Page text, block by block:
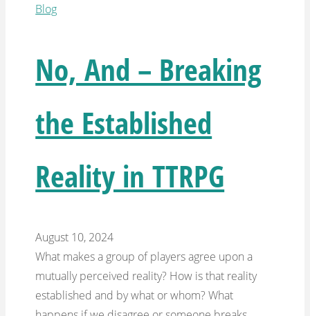
Blog
No, And – Breaking
the Established
Reality in TTRPG
August 10, 2024
What makes a group of players agree upon a
mutually perceived reality? How is that reality
established and by what or whom? What